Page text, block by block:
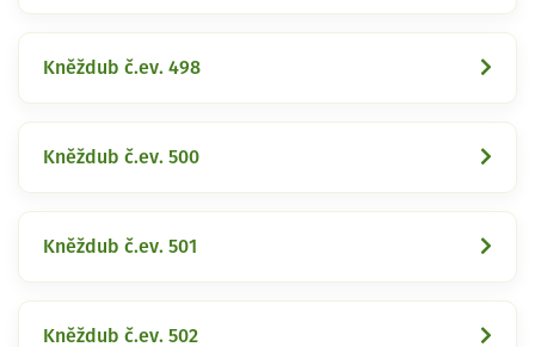
Kněždub č.ev. 498
Kněždub č.ev. 500
Kněždub č.ev. 501
Kněždub č.ev. 502